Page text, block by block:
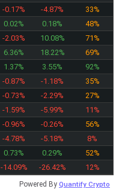
-0.17% -4.87%
33%
0.02% 0.18%
48%
-2.03% 10.08%
71%
6.36% 18.22%
69%
1.37% 3.55%
92%
-0.87% -1.18%
35%
-0.73% -2.29%
27%
-1.59% -5.99%
11%
-0.96% -0.26%
56%
-4.78% -5.18%
8%
0.73% 0.29%
52%
-14.09% -26.42% 12%
Powered By Quantify Crypto